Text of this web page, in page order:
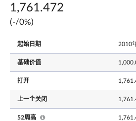
1,761.472
(-/0%)
起始日期 2010
基础价值
打开
上一个关闭
52周高